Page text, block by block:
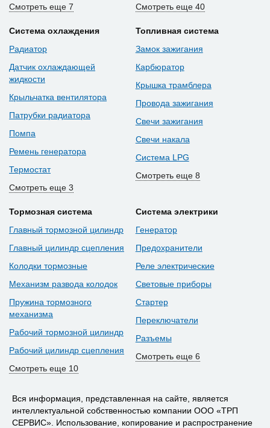
Смотреть еще 7
Смотреть еще 40
Система охлаждения
Радиатор
Датчик охлаждающей
жидкости
Крыльчатка вентилятора
Патрубки радиатора
Помпа
Ремень генератора
Термостат
Смотреть еще 3
Топливная система
Замок зажигания
Карбюратор
Крышка трамблера
Провода зажигания
Свечи зажигания
Свечи накала
Система LPG
Смотреть еще 8
Тормозная система
Главный тормозной цилиндр
Главный цилиндр сцепления
Колодки тормозные
Механизм развода колодок
Пружина тормозного
механизма
Рабочий тормозной цилиндр
Рабочий цилиндр сцепления
Смотреть еще 10
Система электрики
Генератор
Предохранители
Реле электрические
Световые приборы
Стартер
Переключатели
Разъемы
Смотреть еще 6
Вся информация, представленная на сайте, является
интеллектуальной собственностью компании ООО «ТРП
СЕРВИС». Использование, копирование и распространение